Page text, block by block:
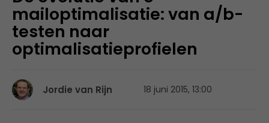
mailoptimalisatie: van a/b-
testen naar
optimalisatieprofielen
Jordie van Rijn 18 juni 2015, 13:00